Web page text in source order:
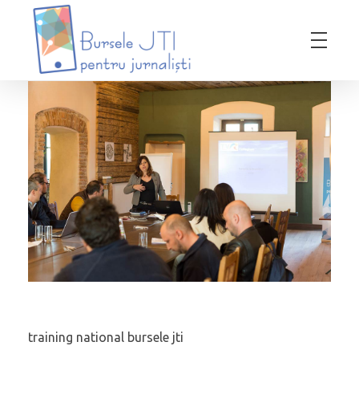
Bursele JTI pentru Jurnalisti
ediția 2018-2019
training national bursele jti